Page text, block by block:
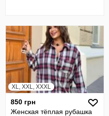
XL, XXL, XXXL
850 грн
Женская тёплая рубашка